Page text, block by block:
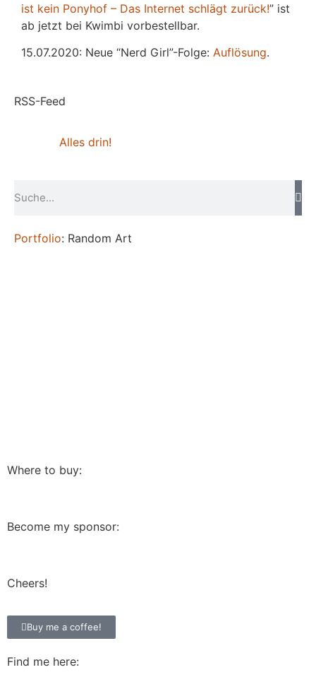
ist kein Ponyhof – Das Internet schlägt zurück!” ist
ab jetzt bei Kwimbi vorbestellbar.
15.07.2020: Neue “Nerd Girl”-Folge: Auflösung.
RSS-Feed
Alles drin!
Portfolio: Random Art
Where to buy:
Become my sponsor:
Cheers!
Buy me a coffee!
Find me here: